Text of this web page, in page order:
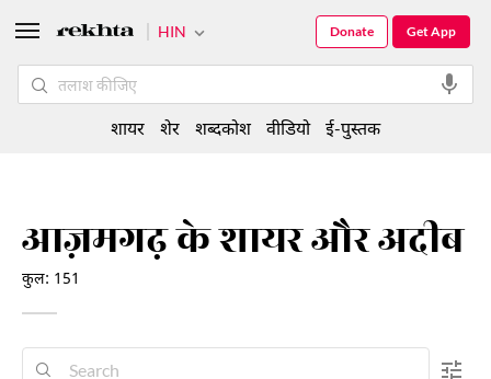
आज़मगढ़ के शायर और अदीब
कुल: 151
HIN Get App
Donate
शायर शेर शब्दकोश वीडियो ई-पुस्तक